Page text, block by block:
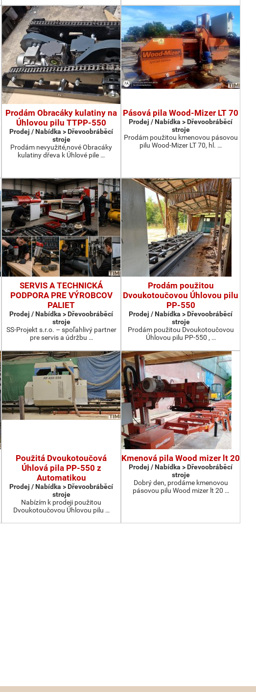
Prodám Obracáky kulatiny na
Úhlovou pilu TTPP-550
Prodej / Nabídka > Dřevoobráběcí
stroje
Prodám nevyužité,nové Obracáky
kulatiny dřeva k Úhlové pile …
Pásová pila Wood-Mizer LT 70
Prodej / Nabídka > Dřevoobráběcí
stroje
Prodám použitou kmenovou pásovou
pilu Wood-Mizer LT 70, hl. …
SERVIS A TECHNICKÁ
PODPORA PRE VÝROBCOV
PALIET
Prodej / Nabídka > Dřevoobráběcí
stroje
SS-Projekt s.r.o. – spoľahlivý partner
pre servis a údržbu …
Prodám použitou
Dvoukotoučovou Úhlovou pilu
PP-550
Prodej / Nabídka > Dřevoobráběcí
stroje
Prodám použitou Dvoukotoučovou
Úhlovou pilu PP-550 , …
Použitá Dvoukotoučová
Úhlová pila PP-550 z
Automatikou
Prodej / Nabídka > Dřevoobráběcí
stroje
Nabízím k prodeji použitou
Dvoukotoučovou Úhlovou pilu …
Kmenová pila Wood mizer lt 20
Prodej / Nabídka > Dřevoobráběcí
stroje
Dobrý den, prodáme kmenovou
pásovou pilu Wood mizer lt 20 …